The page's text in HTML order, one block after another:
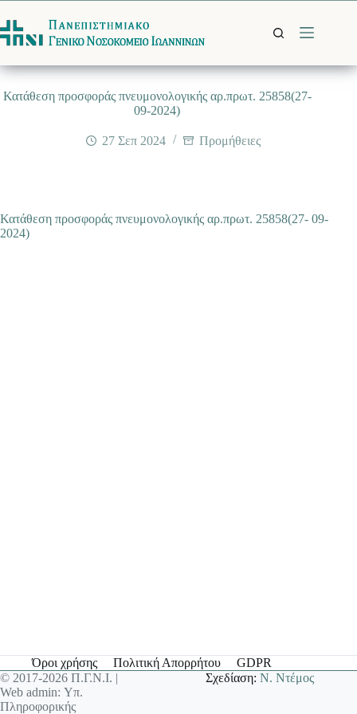
στο
περιεχόμενο
Κατάθεση προσφοράς πνευμονολογικής αρ.πρωτ. 25858(27-
09-2024)
27 Σεπ 2024 Προμήθειες
Κατάθεση προσφοράς πνευμονολογικής αρ.πρωτ. 25858(27- 09-
2024)
Όροι χρήσης Πολιτική Απορρήτου
GDPR
© 2017-2026 Π.Γ.Ν.Ι. |
Web admin: Υπ.
Πληροφορικής
Σχεδίαση:Ν. Ντέμος